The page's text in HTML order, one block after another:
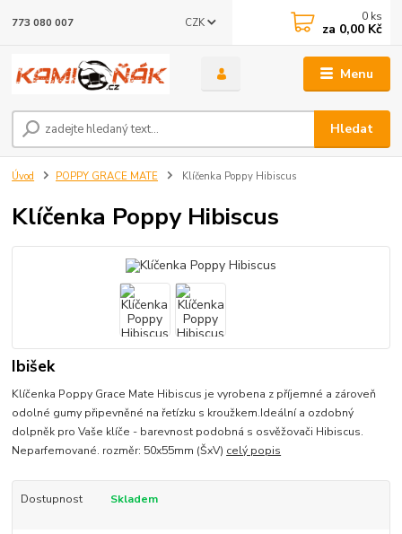
Menu
CZK
Hledat
773 080 007 0 ks
za 0,00 Kč
Úvod POPPY GRACE MATE Klíčenka Poppy Hibiscus
Klíčenka Poppy Hibiscus
Ibišek
Klíčenka Poppy Grace Mate Hibiscus je vyrobena z příjemné a zároveň
odolné gumy připevněné na řetízku s kroužkem.Ideální a ozdobný
dolpněk pro Vaše klíče - barevnost podobná s osvěžovači Hibiscus.
Neparfemované. rozměr: 50x55mm (ŠxV) celý popis
Dostupnost Skladem